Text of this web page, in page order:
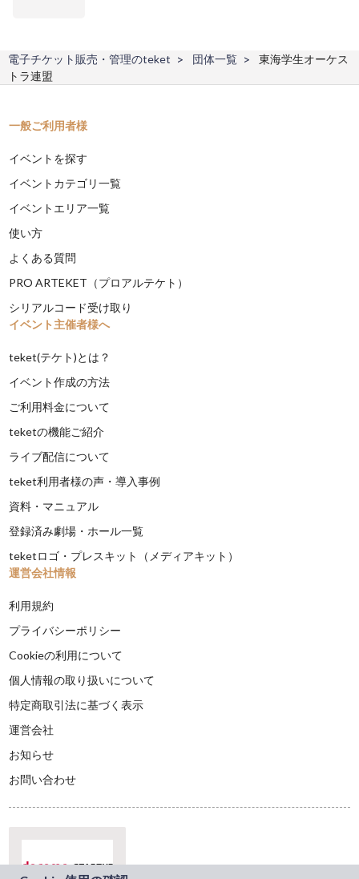
電子チケット販売・管理のteket 団体一覧
東海学生オーケス
トラ連盟
一般ご利用者様
イベントを探す
イベントカテゴリ一覧
イベントエリア一覧
使い方
よくある質問
PRO ARTEKET（プロアルテケト）
シリアルコード受け取り
イベント主催者様へ
teket(テケト)とは？
イベント作成の方法
ご利用料金について
teketの機能ご紹介
ライブ配信について
teket利用者様の声・導入事例
資料・マニュアル
登録済み劇場・ホール一覧
teketロゴ・プレスキット（メディアキット）
運営会社情報
利用規約
プライバシーポリシー
Cookieの利用について
個人情報の取り扱いについて
特定商取引法に基づく表示
運営会社
お知らせ
お問い合わせ